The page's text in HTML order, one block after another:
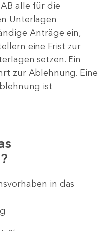
alle für die
Unterlagen
Anträge ein,
eine Frist zur
setzen. Ein
zur Ablehnung. Eine
ist
in das